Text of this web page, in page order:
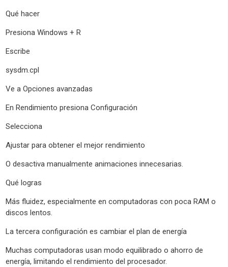
Qué hacer
Presiona Windows + R
Escribe
sysdm.cpl
Ve a Opciones avanzadas
En Rendimiento presiona Configuración
Selecciona
Ajustar para obtener el mejor rendimiento
O desactiva manualmente animaciones innecesarias.
Qué logras
Más fluidez, especialmente en computadoras con poca RAM o
discos lentos.
La tercera configuración es cambiar el plan de energía
Muchas computadoras usan modo equilibrado o ahorro de
energía, limitando el rendimiento del procesador.